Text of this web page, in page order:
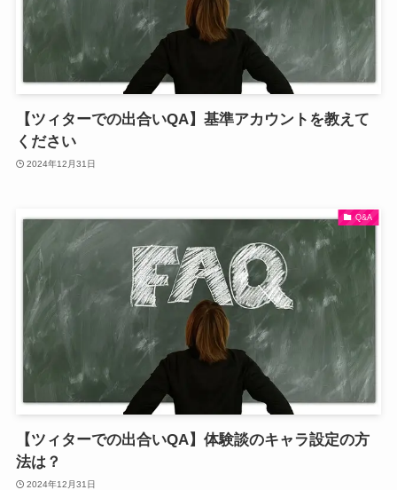
【ツィターでの出合いQA】基準アカウントを教えて
ください
2024年12月31日
Q&A
【ツィターでの出合いQA】体験談のキャラ設定の方
法は？
2024年12月31日